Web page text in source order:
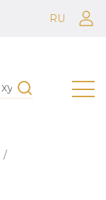
RU
/